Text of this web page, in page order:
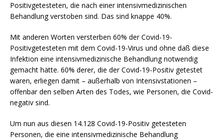
Positivgetesteten, die nach einer intensivmedizinischen
Behandlung verstoben sind. Das sind knappe 40%.
Mit anderen Worten versterben 60% der Covid-19-
Positivgetesteten mit dem Covid-19-Virus und ohne daß diese
Infektion eine intensivmedizinische Behandlung notwendig
gemacht hätte. 60% derer, die der Covid-19-Positiv getestet
waren, erliegen damit – außerhalb von Intensivstationen –
offenbar den selben Arten des Todes, wie Personen, die Covid-
negativ sind.
Um nun aus diesen 14.128 Covid-19-Positiv getesteten
Personen, die eine intensivmedizinische Behandlung